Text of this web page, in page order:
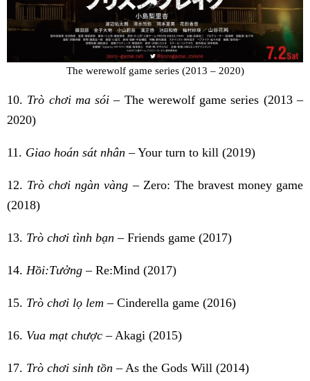
The werewolf game series (2013 – 2020)
10. Trò chơi ma sói – The werewolf game series (2013 –
2020)
11. Giao hoán sát nhân – Your turn to kill (2019)
12. Trò chơi ngàn vàng – Zero: The bravest money game
(2018)
13. Trò chơi tình bạn – Friends game (2017)
14. Hồi:Tưởng – Re:Mind (2017)
15. Trò chơi lọ lem – Cinderella game (2016)
16. Vua mạt chược – Akagi (2015)
17. Trò chơi sinh tồn – As the Gods Will (2014)